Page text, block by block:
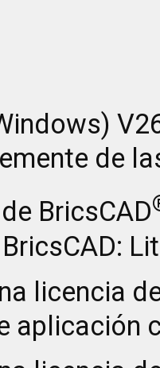
de
BricsCAD
licencia
aplicación